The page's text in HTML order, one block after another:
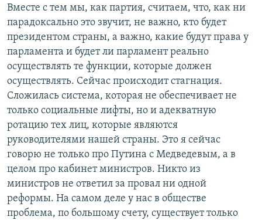
Вместе с тем мы, как партия, считаем, что, как ни
парадоксально это звучит, не важно, кто будет
президентом страны, а важно, какие будут права у
парламента и будет ли парламент реально
осуществлять те функции, которые должен
осуществлять. Сейчас происходит стагнация.
Сложилась система, которая не обеспечивает не
только социальные лифты, но и адекватную
ротацию тех лиц, которые являются
руководителями нашей страны. Это я сейчас
говорю не только про Путина с Медведевым, а в
целом про кабинет министров. Никто из
министров не ответил за провал ни одной
реформы. На самом деле у нас в обществе
проблема, по большому счету, существует только